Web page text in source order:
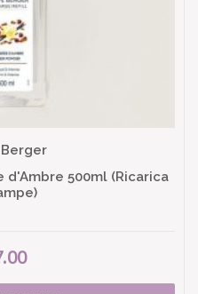
d'Ambre 500ml (Ricarica